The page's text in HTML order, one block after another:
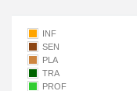
INF
SEN
PLA
TRA
PROF